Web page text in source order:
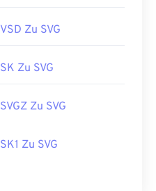
VSD Zu SVG
SK Zu SVG
SVGZ Zu SVG
SK1 Zu SVG